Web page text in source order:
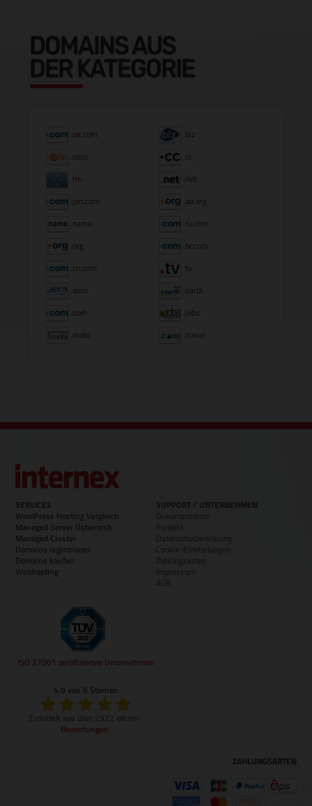
DOMAINS AUS
DER KATEGORIE
.us.com
.biz
.coop
.cc
.fm
.net
.jpn.com
.ae.org
.name
.ru.com
.org
.br.com
.cn.com
.tv
.aero
.earth
.com
.jobs
.mobi
.travel
SERVICES
WordPress Hosting Vergleich
Managed Server Österreich
Managed Cluster
Domains registrieren
Domains kaufen
Webhosting
SUPPORT / UNTERNEHMEN
Dokumentation
Kontakt
Datenschutzerklärung
Cookie-Einstellungen
Zahlungsarten
Impressum
AGB
ISO 27001 zertifiziertes Unternehmen
4.9 von 5 Sternen
Ermittelt aus über 2922 eKomi-
Bewertungen
ZAHLUNGSARTEN